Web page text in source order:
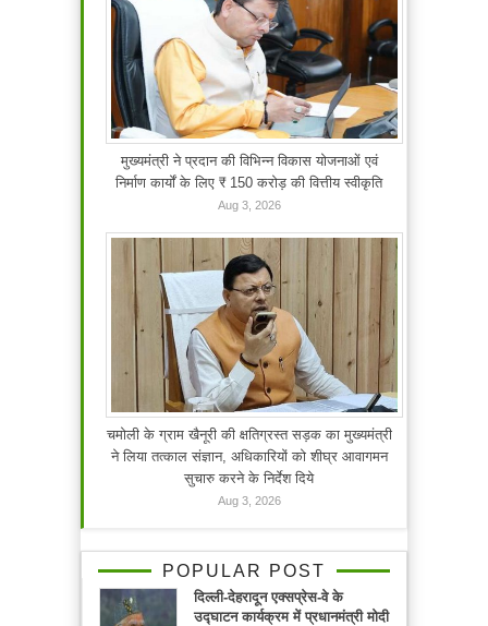
मुख्यमंत्री ने प्रदान की विभिन्न विकास योजनाओं एवं
निर्माण कार्यों के लिए ₹ 150 करोड़ की वित्तीय स्वीकृति
Aug 3, 2026
चमोली के ग्राम खैनूरी की क्षतिग्रस्त सड़क का मुख्यमंत्री
ने लिया तत्काल संज्ञान, अधिकारियों को शीघ्र आवागमन
सुचारु करने के निर्देश दिये
Aug 3, 2026
POPULAR POST
दिल्ली-देहरादून एक्सप्रेस-वे के
उद्घाटन कार्यक्रम में प्रधानमंत्री मोदी